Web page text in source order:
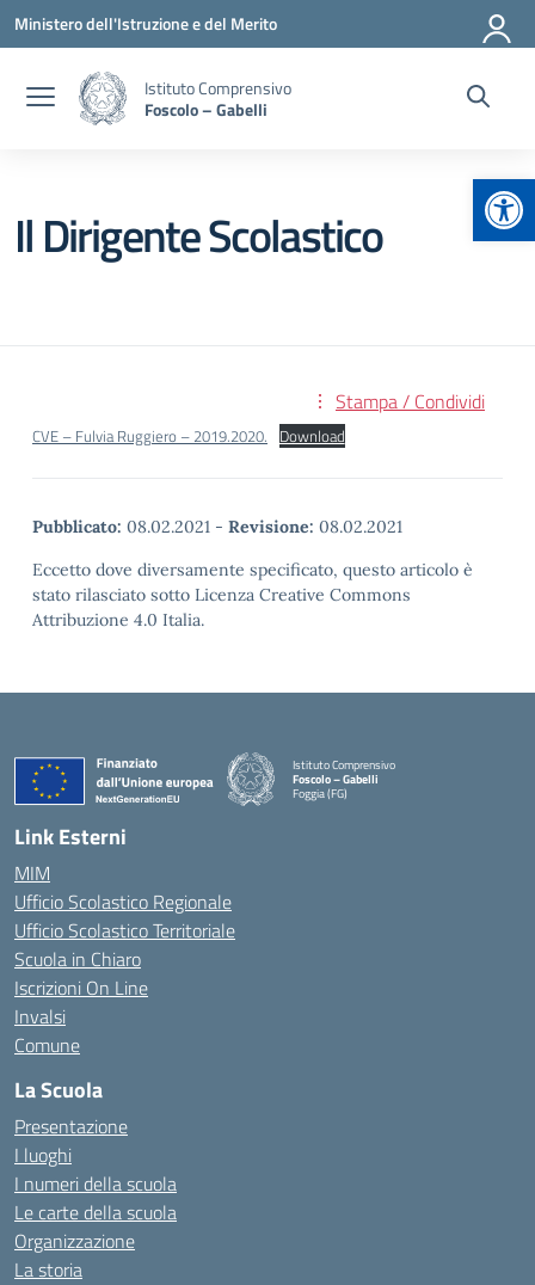
Vai ai contenuti
Vai al menu di navigazione
Vai al footer
Ministero dell'Istruzione e del Merito
Istituto Comprensivo
Foscolo – Gabelli
Il Dirigente Scolastico
Stampa / Condividi
CVE – Fulvia Ruggiero – 2019.2020. Download
Pubblicato: 08.02.2021 - Revisione: 08.02.2021
Eccetto dove diversamente specificato, questo articolo è
stato rilasciato sotto Licenza Creative Commons
Attribuzione 4.0 Italia.
Istituto Comprensivo
Foscolo – Gabelli
Foggia (FG)
— Visita la pagina iniziale della scuola
Link Esterni
MIM
Ufficio Scolastico Regionale
Ufficio Scolastico Territoriale
Scuola in Chiaro
Iscrizioni On Line
Invalsi
Comune
La Scuola
Presentazione
I luoghi
I numeri della scuola
Le carte della scuola
Organizzazione
La storia